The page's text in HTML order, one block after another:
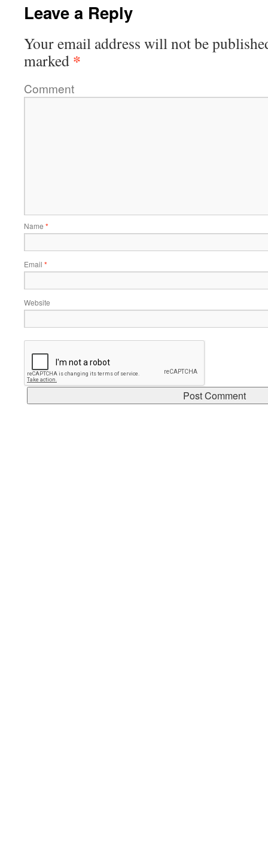
Leave a Reply
Your email address will not be
marked *
Comment
Name *
Email *
Website